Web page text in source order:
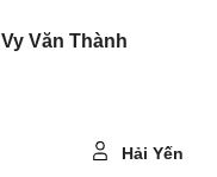
Vy Văn Thành
Hải Yến